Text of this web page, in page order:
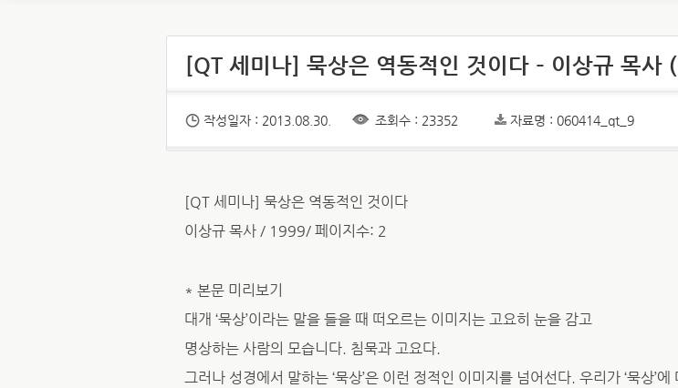
[QT 세미나] 묵상은 역동적인 것이다 – 이상규 목사
작성일자 : 2013.08.30. 조회수 : 23352 자료명 : 060414_qt_9
[QT 세미나] 묵상은 역동적인 것이다
이상규 목사 / 1999/ 페이지수: 2
* 본문 미리보기
대개 ‘묵상’이라는 말을 들을 때 떠오르는 이미지는 고요히 눈을 감고
명상하는 사람의 모습니다. 침묵과 고요다.
그러나 성경에서 말하는 ‘묵상’은 이런 정적인 이미지를 넘어선다. 우리가 ‘묵상’에